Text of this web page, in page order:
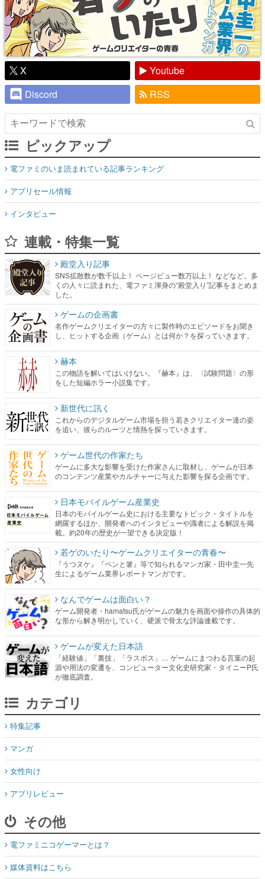
X
Youtube
Discord
RSS
ピックアップ
電ファミのいま読まれている記事ランキング
アプリセール情報
インタビュー
連載・特集一覧
殿堂入り記事
SNS拡散数が数千以上！ ページビュー数万以上！ などなど。多
くの人々に読まれた、電ファミ渾身の“殿堂入り”記事をまとめま
した。
ゲームの企画書
名作ゲームクリエイターの方々に製作時のエピソードをお聞き
し、ヒットする企画（ゲーム）とは何か？を探っていきます。
赫本
この物語を解いてはいけない。『赫本』は、〈試験問題〉の形
をした短編ホラー小説集です。
新世代に訊く
これからのデジタルゲーム市場を担う若きクリエイター達の姿
を追い、彼らのルーツと情熱を探っていきます。
ゲーム世代の作家たち
ゲームに多大な影響を受けた作家さんに取材し、ゲームが日本
のコンテンツ産業やカルチャーに与えた影響を探る企画です。
日本モバイルゲーム産業史
日本のモバイルゲーム史における主要なトピック・タイトルを
網羅するほか、開発者へのインタビューや識者による解説を掲
載。約20年の歴史が一望できる決定版！
若ゲのいたり〜ゲームクリエイターの青春〜
『うつヌケ』『ペンと箸』等で知られるマンガ家・田中圭一先
生によるゲーム業界レポートマンガです。
なんでゲームは面白い？
ゲーム開発者・hamatsu氏がゲームの魅力を画面や操作の具体的
な形から解き明かしていく、硬派で骨太な評論連載です。
ゲームが変えた日本語
「経験値」「裏技」「ラスボス」… ゲームにまつわる言葉の起
源や用法の変遷を、コンピューター文化史研究家・タイニーP氏
が徹底調査。
カテゴリ
特集記事
マンガ
女性向け
アプリレビュー
その他
電ファミニコゲーマーとは？
媒体資料はこちら